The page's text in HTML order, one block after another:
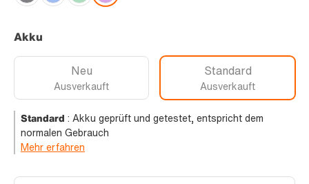
Akku
Neu
Ausverkauft
Standard
Ausverkauft
Standard : Akku geprüft und getestet, entspricht dem
normalen Gebrauch
Mehr erfahren